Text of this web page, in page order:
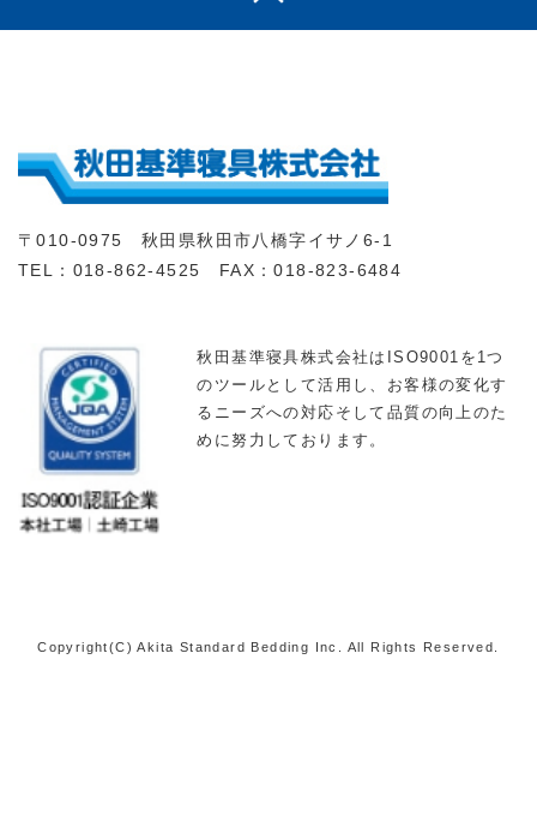
〒010-0975 秋田県秋田市八橋字イサノ6-1
TEL：018-862-4525 FAX：018-823-6484
秋田基準寝具株式会社はISO9001を1つ
のツールとして活用し、お客様の変化す
るニーズへの対応そして品質の向上のた
めに努力しております。
Copyright(C) Akita Standard Bedding Inc. All Rights Reserved.